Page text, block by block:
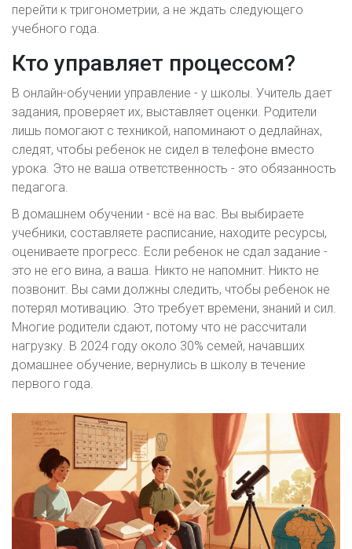
перейти к тригонометрии, а не ждать следующего
учебного года.
Кто управляет процессом?
В онлайн-обучении управление - у школы. Учитель дает
задания, проверяет их, выставляет оценки. Родители
лишь помогают с техникой, напоминают о дедлайнах,
следят, чтобы ребенок не сидел в телефоне вместо
урока. Это не ваша ответственность - это обязанность
педагога.
В домашнем обучении - всё на вас. Вы выбираете
учебники, составляете расписание, находите ресурсы,
оцениваете прогресс. Если ребенок не сдал задание -
это не его вина, а ваша. Никто не напомнит. Никто не
позвонит. Вы сами должны следить, чтобы ребенок не
потерял мотивацию. Это требует времени, знаний и сил.
Многие родители сдают, потому что не рассчитали
нагрузку. В 2024 году около 30% семей, начавших
домашнее обучение, вернулись в школу в течение
первого года.